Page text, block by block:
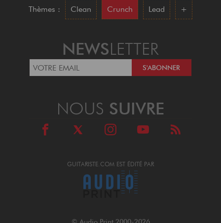
Thèmes :
Clean Crunch Lead +
NEWSLETTER
GUITARISTE.COM EST ÉDITÉ PAR
NOUS SUIVRE